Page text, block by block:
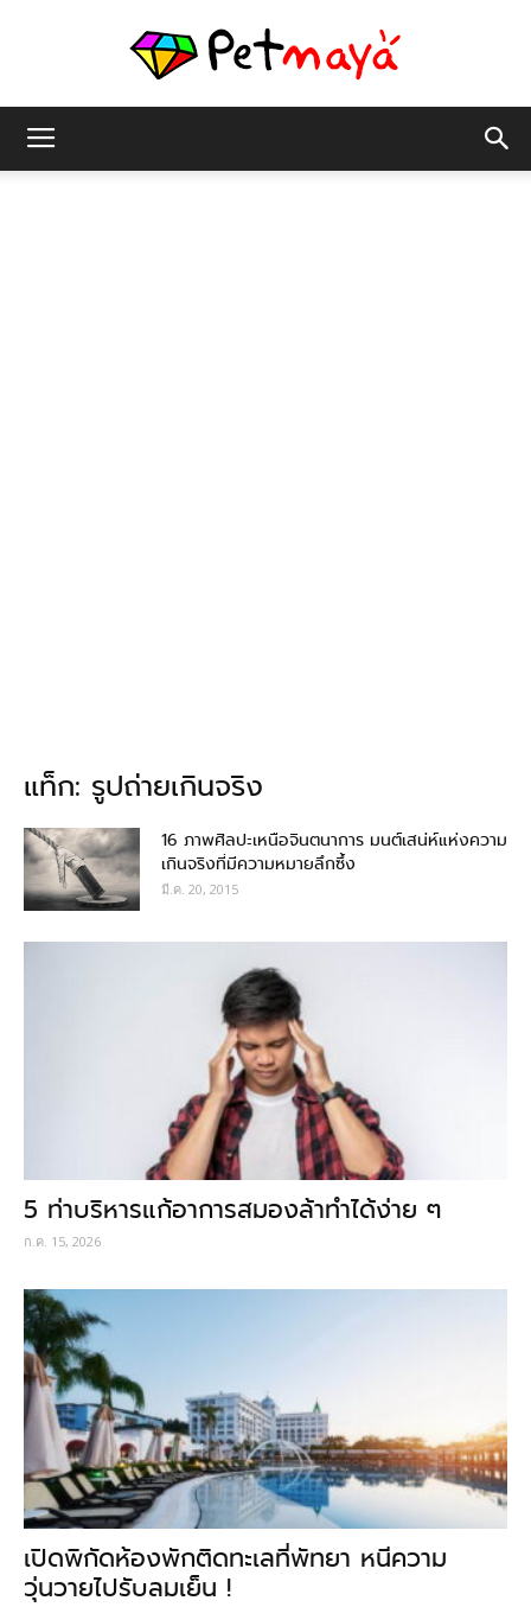
แท็ก: รูปถ่ายเกินจริง
16 ภาพศิลปะเหนือจินตนาการ มนต์เสน่ห์แห่งความ
เกินจริงที่มีความหมายลึกซึ้ง
มี.ค. 20, 2015
5 ท่าบริหารแก้อาการสมองล้าทำได้ง่าย ๆ
ก.ค. 15, 2026
เปิดพิกัดห้องพักติดทะเลที่พัทยา หนีความ
วุ่นวายไปรับลมเย็น !